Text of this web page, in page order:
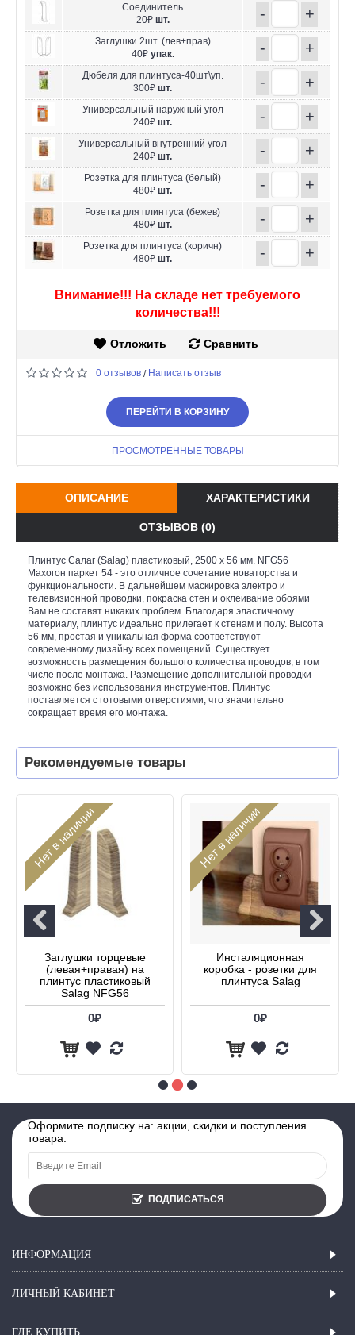
Соединитель
20₽ шт. - +
Заглушки 2шт. (лев+прав)
40₽ упак. - +
Дюбеля для плинтуса-40шт\уп.
300₽ шт. - +
Универсальный наружный угол
240₽ шт. - +
Универсальный внутренний угол
240₽ шт. - +
Розетка для плинтуса (белый)
480₽ шт. - +
Розетка для плинтуса (бежев)
480₽ шт. - +
Розетка для плинтуса (коричн)
480₽ шт. - +
Внимание!!! На складе нет требуемого
количества!!!
Отложить Сравнить
0 отзывов / Написать отзыв
ПЕРЕЙТИ В КОРЗИНУ
ПРОСМОТРЕННЫЕ ТОВАРЫ
ОПИСАНИЕ ХАРАКТЕРИСТИКИ
ОТЗЫВОВ (0)
Плинтус Салаг (Salag) пластиковый, 2500 х 56 мм. NFG56
Махогон паркет 54 - это отличное сочетание новаторства и
функциональности. В дальнейшем маскировка электро и
телевизионной проводки, покраска стен и оклеивание обоями
Вам не составят никаких проблем. Благодаря эластичному
материалу, плинтус идеально прилегает к стенам и полу. Высота
56 мм, простая и уникальная форма соответствуют
современному дизайну всех помещений. Существует
возможность размещения большого количества проводов, в том
числе после монтажа. Размещение дополнительной проводки
возможно без использования инструментов. Плинтус
поставляется с готовыми отверстиями, что значительно
сокращает время его монтажа.
Рекомендуемые товары
Нет в наличии
Заглушки торцевые
(левая+правая) на
плинтус пластиковый
Salag NFG56
0₽
Нет в наличии
Инсталяционная
коробка - розетки для
плинтуса Salag
0₽
Оформите подписку на: акции, скидки и поступления
товара.
ПОДПИСАТЬСЯ
ИНФОРМАЦИЯ
ЛИЧНЫЙ КАБИНЕТ
ГДЕ КУПИТЬ